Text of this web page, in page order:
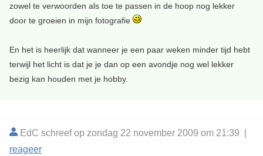
zowel te verwoorden als toe te passen in de hoop nog lekker
door te groeien in mijn fotografie
En het is heerlijk dat wanneer je een paar weken minder tijd hebt
terwijl het licht is dat je je dan op een avondje nog wel lekker
bezig kan houden met je hobby.
EdC schreef op zondag 22 november 2009 om 21:39 |
reageer